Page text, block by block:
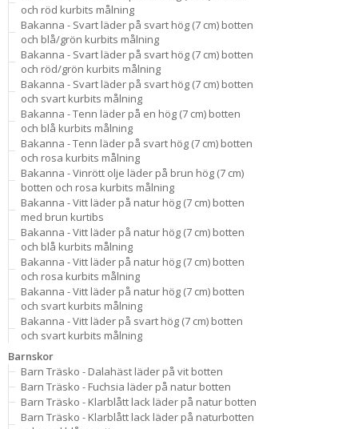
och röd kurbits målning
Bakanna - Svart läder på svart hög (7 cm) botten
och blå/grön kurbits målning
Bakanna - Svart läder på svart hög (7 cm) botten
och röd/grön kurbits målning
Bakanna - Svart läder på svart hög (7 cm) botten
och svart kurbits målning
Bakanna - Tenn läder på en hög (7 cm) botten
och blå kurbits målning
Bakanna - Tenn läder på svart hög (7 cm) botten
och rosa kurbits målning
Bakanna - Vinrött olje läder på brun hög (7 cm)
botten och rosa kurbits målning
Bakanna - Vitt läder på natur hög (7 cm) botten
med brun kurtibs
Bakanna - Vitt läder på natur hög (7 cm) botten
och blå kurbits målning
Bakanna - Vitt läder på natur hög (7 cm) botten
och rosa kurbits målning
Bakanna - Vitt läder på natur hög (7 cm) botten
och svart kurbits målning
Bakanna - Vitt läder på svart hög (7 cm) botten
och svart kurbits målning
Barnskor
Barn Träsko - Dalahäst läder på vit botten
Barn Träsko - Fuchsia läder på natur botten
Barn Träsko - Klarblått lack läder på natur botten
Barn Träsko - Klarblått lack läder på naturbotten